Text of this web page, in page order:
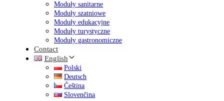
Moduły sanitarne
Moduły szatniowe
Moduły edukacyjne
Moduły turystyczne
Moduły gastronomiczne
Contact
English
Polski
Deutsch
Čeština
Slovenčina